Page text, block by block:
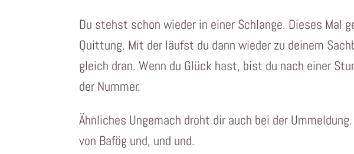
Du stehst schon wieder in einer Schlange. Dieses Mal
Quittung. Mit der läufst du dann wieder zu deinem
gleich dran. Wenn du Glück hast, bist du nach einer
der Nummer.
Ähnliches Ungemach droht dir auch bei der
von Bafög und, und und.